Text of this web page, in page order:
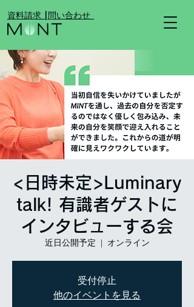
​資料請求 |​問い合わせ
<日時未定>Luminary
talk! 有識者ゲストに
インタビューする会
近日公開予定 オンライン
受付停止
他のイベントを見る